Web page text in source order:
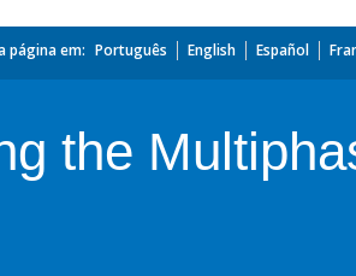
página em: Português English Español
the